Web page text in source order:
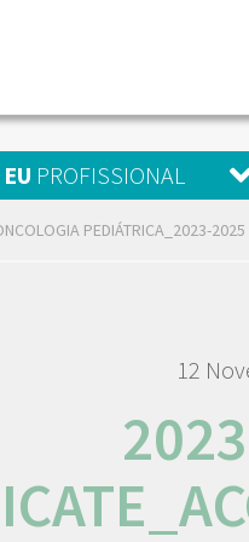
EU PROFISSIONAL
PEDIÁTRICA_2023-2025
12